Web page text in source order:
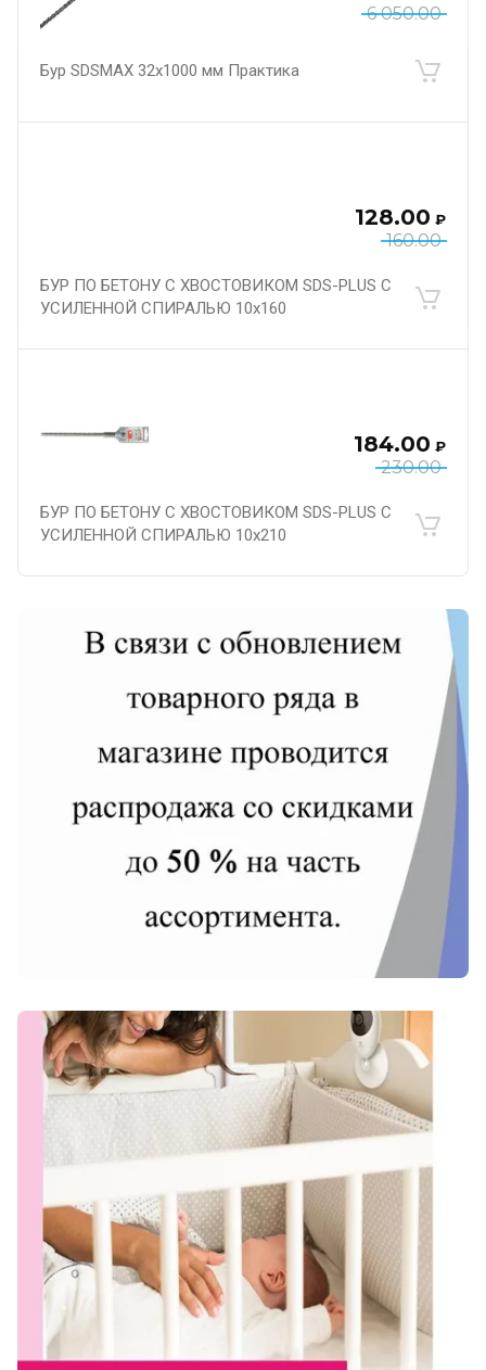
6 050.00
Бур SDSMAX 32х1000 мм Практика
160.00
128.00 ₽
БУР ПО БЕТОНУ С ХВОСТОВИКОМ SDS-PLUS С
УСИЛЕННОЙ СПИРАЛЬЮ 10х160
230.00
184.00 ₽
БУР ПО БЕТОНУ С ХВОСТОВИКОМ SDS-PLUS С
УСИЛЕННОЙ СПИРАЛЬЮ 10х210